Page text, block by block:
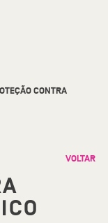
CONTRA
VOLTAR